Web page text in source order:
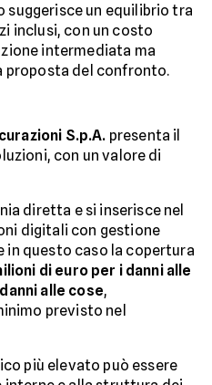
suggerisce un equilibrio tra
inclusi, con un costo
intermediata ma
proposta del confronto.
S.p.A. presenta il
con un valore di
diretta e si inserisce nel
digitali con gestione
in questo caso la copertura
di euro per i danni alle
alle cose,
previsto nel
più elevato può essere